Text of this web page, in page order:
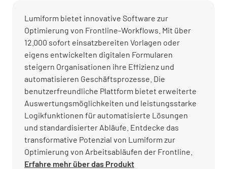
Lumiform bietet innovative Software zur
Optimierung von Frontline-Workflows. Mit über
12.000 sofort einsatzbereiten Vorlagen oder
eigens entwickelten digitalen Formularen
steigern Organisationen ihre Effizienz und
automatisieren Geschäftsprozesse. Die
benutzerfreundliche Plattform bietet erweiterte
Auswertungsmöglichkeiten und leistungsstarke
Logikfunktionen für automatisierte Lösungen
und standardisierter Abläufe. Entdecke das
transformative Potenzial von Lumiform zur
Optimierung von Arbeitsabläufen der Frontline.
Erfahre mehr über das Produkt